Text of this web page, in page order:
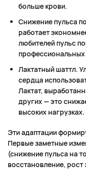
больше крови.
Снижение пульса
работает
любителей пульс
Лактатный шаттл.
сердца
Лактат,
других — это
высоких нагрузках.
Эти адаптации
Первые заметные
(снижение пульса на
восстановление,